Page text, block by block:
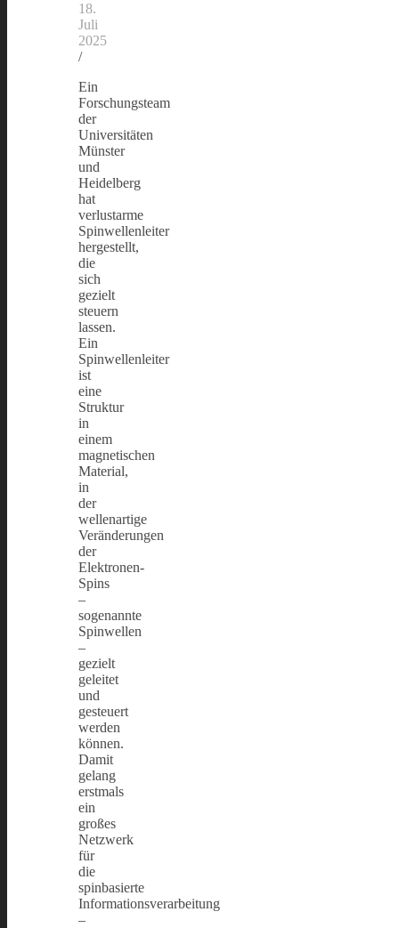
18.
Juli
2025
/
Ein
Forschungsteam
der
Universitäten
Münster
und
Heidelberg
hat
verlustarme
Spinwellenleiter
hergestellt,
die
sich
gezielt
steuern
lassen.
Ein
Spinwellenleiter
ist
eine
Struktur
in
einem
magnetischen
Material,
in
der
wellenartige
Veränderungen
der
Elektronen-
Spins
–
sogenannte
Spinwellen
–
gezielt
geleitet
und
gesteuert
werden
können.
Damit
gelang
erstmals
ein
großes
Netzwerk
für
die
spinbasierte
Informationsverarbeitung
–